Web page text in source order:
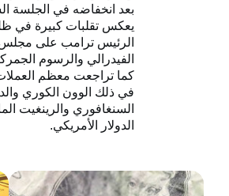
بعد انخفاضه في الجلسة
يعكس تقلبات كبيرة في
الرئيس ترامب على مجلس
الفيدرالي والرسوم
كما تراجعت معظم العملات
في ذلك الوون الكوري
السنغافوري والرينغيت
الدولار الأمريكي.